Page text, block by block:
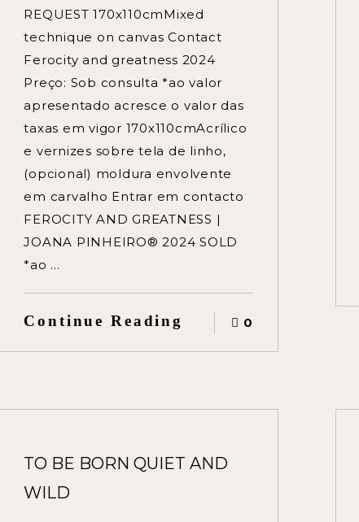
REQUEST 170x110cmMixed
technique on canvas Contact
Ferocity and greatness 2024
Preço: Sob consulta *ao valor
apresentado acresce o valor das
taxas em vigor 170x110cmAcrílico
e vernizes sobre tela de linho,
(opcional) moldura envolvente
em carvalho Entrar em contacto
FEROCITY AND GREATNESS |
JOANA PINHEIRO® 2024 SOLD
*ao …
Continue Reading 0
TO BE BORN QUIET AND
WILD